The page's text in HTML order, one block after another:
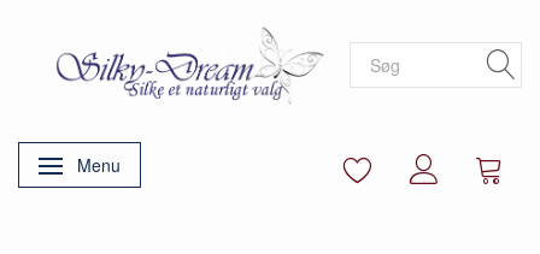
Skifte navigation
Menu